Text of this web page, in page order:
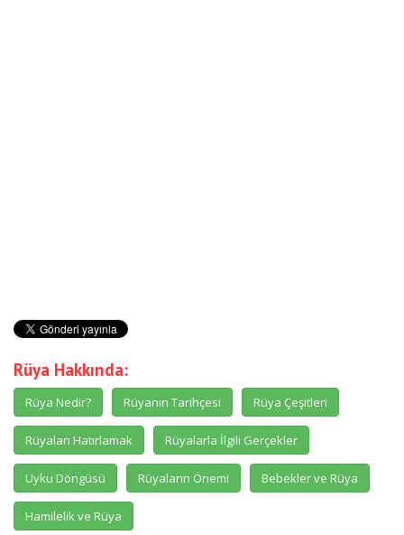
Rüya Hakkında:
Rüya Nedir? Rüyanın Tarihçesi Rüya Çeşitleri
Rüyaları Hatırlamak Rüyalarla İlgili Gerçekler
Uyku Döngüsü Rüyaların Önemi Bebekler ve Rüya
Hamilelik ve Rüya